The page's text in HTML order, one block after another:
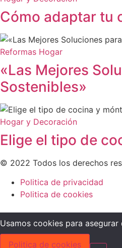
Cómo adaptar tu
Reformas Hogar
«Las Mejores
Sostenibles»
Hogar y Decoración
Elige el tipo de
© 2022 Todos los derechos
Politica de privacidad
Politica de cookies
Usamos cookies para
Politica de cookies